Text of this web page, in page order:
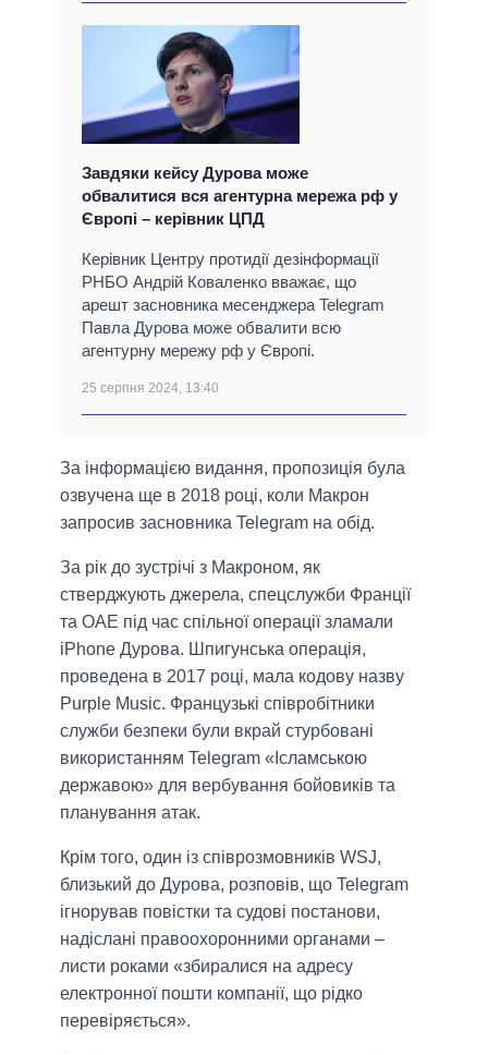
Завдяки кейсу Дурова може
обвалитися вся агентурна мережа рф у
Європі – керівник ЦПД
Керівник Центру протидії дезінформації
РНБО Андрій Коваленко вважає, що
арешт засновника месенджера Telegram
Павла Дурова може обвалити всю
агентурну мережу рф у Європі.
25 серпня 2024, 13:40
За інформацією видання, пропозиція була
озвучена ще в 2018 році, коли Макрон
запросив засновника Telegram на обід.
За рік до зустрічі з Макроном, як
стверджують джерела, спецслужби Франції
та ОАЕ під час спільної операції зламали
iPhone Дурова. Шпигунська операція,
проведена в 2017 році, мала кодову назву
Purple Music. Французькі співробітники
служби безпеки були вкрай стурбовані
використанням Telegram «Ісламською
державою» для вербування бойовиків та
планування атак.
Крім того, один із співрозмовників WSJ,
близький до Дурова, розповів, що Telegram
ігнорував повістки та судові постанови,
надіслані правоохоронними органами –
листи роками «збиралися на адресу
електронної пошти компанії, що рідко
перевіряється».